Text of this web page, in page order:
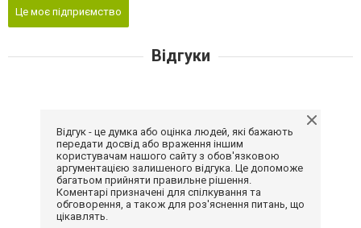
Це моє підприємство
Відгуки
Відгук - це думка або оцінка людей, які бажають
передати досвід або враження іншим
користувачам нашого сайту з обов'язковою
аргументацією залишеного відгука. Це допоможе
багатьом прийняти правильне рішення.
Коментарі призначені для спілкування та
обговорення, а також для роз'яснення питань, що
цікавлять.